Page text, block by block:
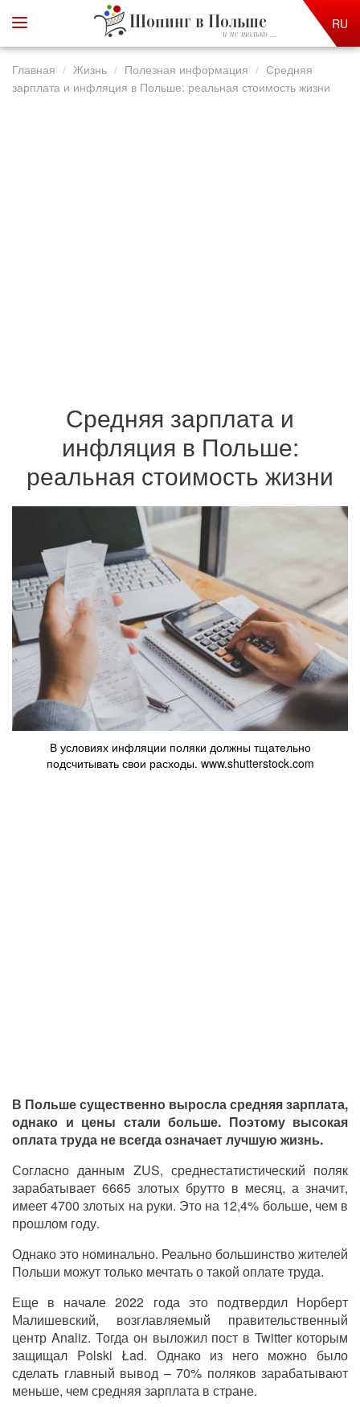
Шопинг в Польше
и не только ...
RU
Главная Жизнь Полезная информация
Средняя
зарплата и инфляция в Польше: реальная стоимость жизни
Средняя зарплата и
инфляция в Польше:
реальная стоимость жизни
В условиях инфляции поляки должны тщательно
подсчитывать свои расходы. www.shutterstock.com
В Польше существенно выросла средняя зарплата,
однако и цены стали больше. Поэтому высокая
оплата труда не всегда означает лучшую жизнь.
Согласно данным ZUS, среднестатистический поляк
зарабатывает 6665 злотых брутто в месяц, а значит,
имеет 4700 злотых на руки. Это на 12,4% больше, чем в
прошлом году.
Однако это номинально. Реально большинство жителей
Польши можут только мечтать о такой оплате труда.
Еще в начале 2022 года это подтвердил Норберт
Малишевский, возглавляемый правительственный
центр Analiz. Тогда он выложил пост в Twitter которым
защищал Polski Ład. Однако из него можно было
сделать главный вывод – 70% поляков зарабатывают
меньше, чем средняя зарплата в стране.